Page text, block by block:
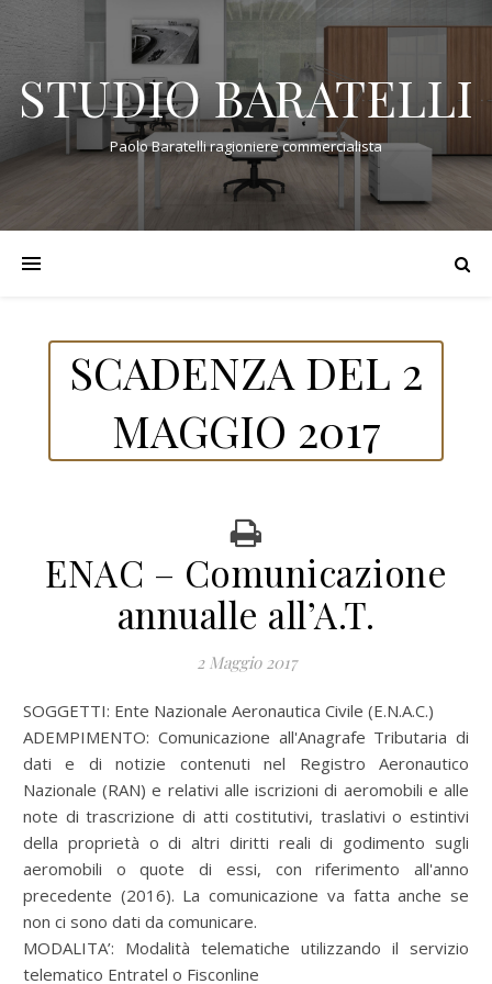
STUDIO BARATELLI
Paolo Baratelli ragioniere commercialista
SCADENZA DEL 2
MAGGIO 2017
ENAC – Comunicazione
annualle all’A.T.
2 Maggio 2017
SOGGETTI: Ente Nazionale Aeronautica Civile (E.N.A.C.)
ADEMPIMENTO: Comunicazione all'Anagrafe Tributaria di
dati e di notizie contenuti nel Registro Aeronautico
Nazionale (RAN) e relativi alle iscrizioni di aeromobili e alle
note di trascrizione di atti costitutivi, traslativi o estintivi
della proprietà o di altri diritti reali di godimento sugli
aeromobili o quote di essi, con riferimento all'anno
precedente (2016). La comunicazione va fatta anche se
non ci sono dati da comunicare.
MODALITA’: Modalità telematiche utilizzando il servizio
telematico Entratel o Fisconline